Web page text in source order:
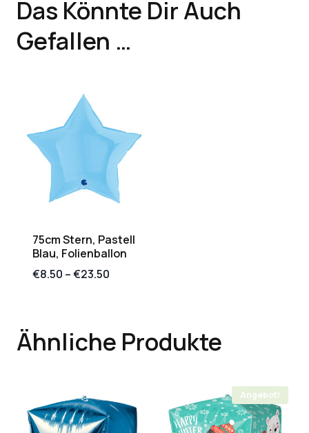
Das Könnte Dir Auch
Gefallen …
75cm Stern, Pastell
Blau, Folienballon
€8.50 –€23.50
Ähnliche Produkte
Angebot!